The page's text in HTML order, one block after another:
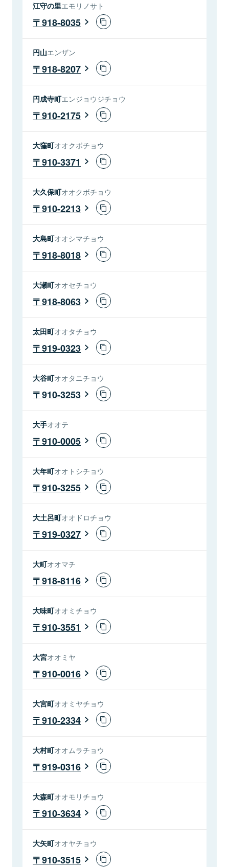
江守の里エモリノサト
918-8035
円山エンザン
918-8207
円成寺町エンジョウジチョウ
910-2175
大窪町オオクボチョウ
910-3371
大久保町オオクボチョウ
910-2213
大島町オオシマチョウ
918-8018
大瀬町オオセチョウ
918-8063
太田町オオタチョウ
919-0323
大谷町オオタニチョウ
910-3253
大手オオテ
910-0005
大年町オオトシチョウ
910-3255
大土呂町オオドロチョウ
919-0327
大町オオマチ
918-8116
大味町オオミチョウ
910-3551
大宮オオミヤ
910-0016
大宮町オオミヤチョウ
910-2334
大村町オオムラチョウ
919-0316
大森町オオモリチョウ
910-3634
大矢町オオヤチョウ
910-3515